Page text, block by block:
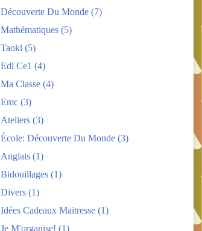
Découverte Du Monde (7)
Mathématiques (5)
Taoki (5)
Edl Ce1 (4)
Ma Classe (4)
Emc (3)
Ateliers (3)
École: Découverte Du Monde (3)
Anglais (1)
Bidouillages (1)
Divers (1)
Idées Cadeaux Maitresse (1)
Je M'organise! (1)